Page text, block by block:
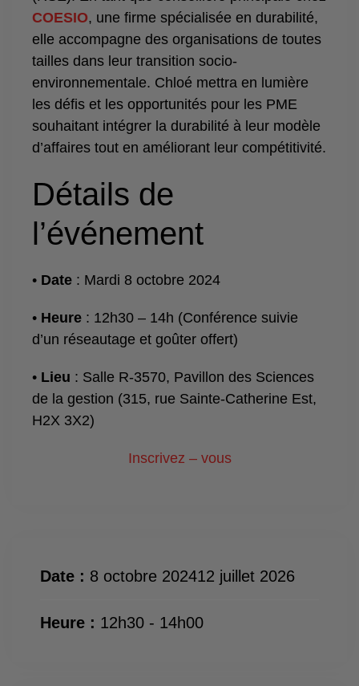
COESIO, une firme spécialisée en durabilité,
elle accompagne des organisations de toutes
tailles dans leur transition socio-
environnementale. Chloé mettra en lumière
les défis et les opportunités pour les PME
souhaitant intégrer la durabilité à leur modèle
d’affaires tout en améliorant leur compétitivité.
Détails de
l’événement
• Date : Mardi 8 octobre 2024
• Heure : 12h30 – 14h (Conférence suivie
d’un réseautage et goûter offert)
• Lieu : Salle R-3570, Pavillon des Sciences
de la gestion (315, rue Sainte-Catherine Est,
H2X 3X2)
Inscrivez – vous
Date : 8 octobre 202412 juillet 2026
Heure : 12h30 - 14h00